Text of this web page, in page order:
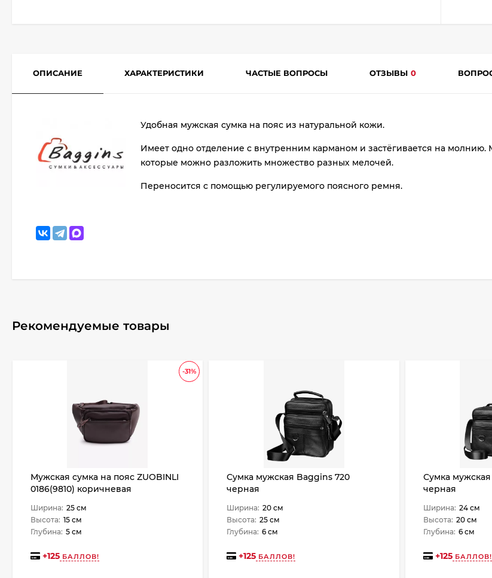
ОПИСАНИЕ ХАРАКТЕРИСТИКИ ЧАСТЫЕ ВОПРОСЫ ОТЗЫВЫ 0
Удобная мужская сумка на пояс из натуральной кожи.
Имеет одно отделение с внутренним карманом и застёгивается на
которые можно разложить множество разных мелочей.
Переносится с помощью регулируемого поясного ремня.
Рекомендуемые товары
-31%
Мужская сумка на пояс ZUOBINLI
0186(9810) коричневая
Ширина: 25 см
Высота: 15 см
Глубина: 5 см
+125БАЛЛОВ!
Сумка мужская Baggins 720
черная
Ширина: 20 см
Высота: 25 см
Глубина: 6 см
+125 БАЛЛОВ!
Сумка
черная
Ширина: 24 см
Высота: 20 см
Глубина: 6 см
+125БАЛЛОВ!